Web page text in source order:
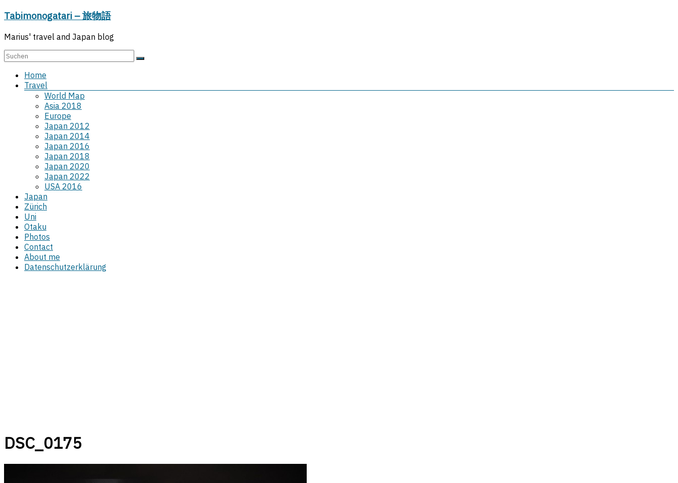
Zum
springen
Tabimonogatari – 旅物語
Marius' travel and Japan blog
Menü Home
Travel
World Map
Asia 2018
Europe
Japan 2012
Japan 2014
Japan 2016
Japan 2018
Japan 2020
Japan 2022
USA 2016
Japan
Zürich
Uni
Otaku
Photos
Contact
About me
Datenschutzerklärung
DSC_0175